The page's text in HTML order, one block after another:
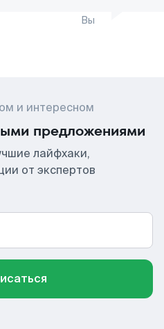
Вы
и интересном
предложениями
лайфхаки,
от экспертов